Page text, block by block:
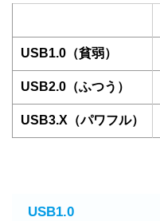
USB1.0（貧弱）
USB2.0（ふつう）
USB3.X（パワフル）
USB1.0